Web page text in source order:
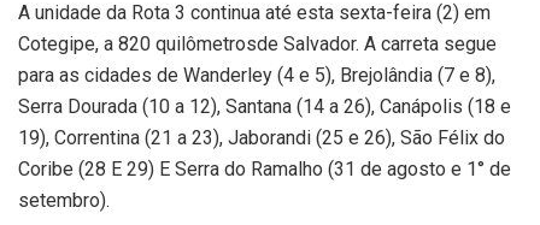
A unidade da Rota 3 continua até esta sexta-feira (2) em
Cotegipe, a 820 quilômetrosde Salvador. A carreta segue
para as cidades de Wanderley (4 e 5), Brejolândia (7 e 8),
Serra Dourada (10 a 12), Santana (14 a 26), Canápolis (18 e
19), Correntina (21 a 23), Jaborandi (25 e 26), São Félix do
Coribe (28 E 29) E Serra do Ramalho (31 de agosto e 1° de
setembro).